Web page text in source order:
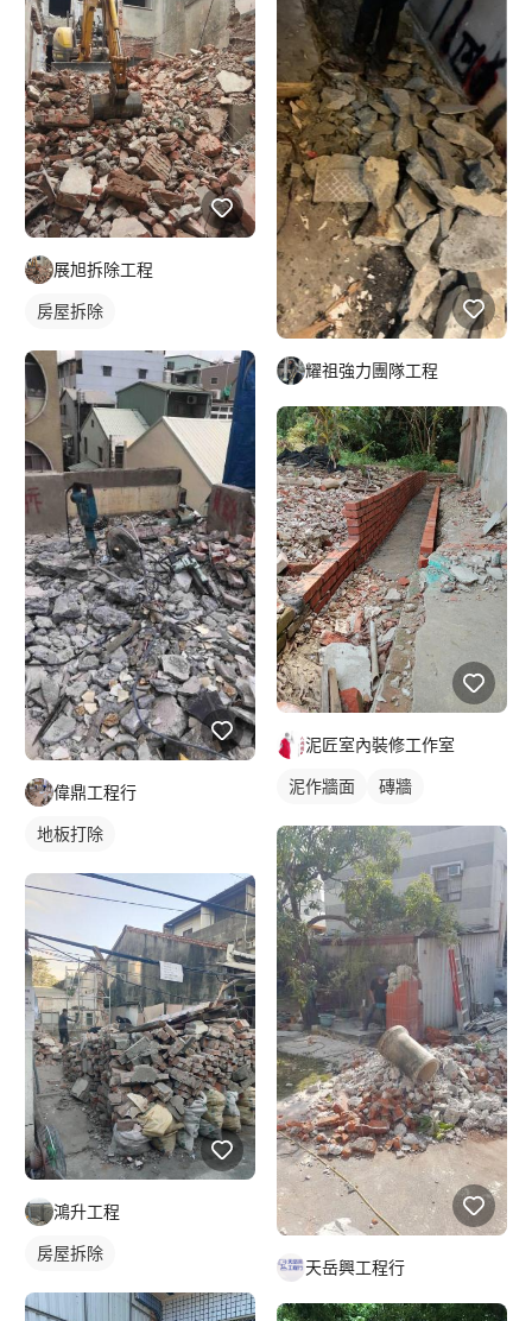
展旭拆除工程
房屋拆除
偉鼎工程行
地板打除
鴻升工程
房屋拆除
耀祖強力團隊工程
泥匠室內裝修工作室
泥作牆面 磚牆
天岳興工程行